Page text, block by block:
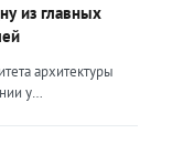
из главных
архитектуры
у
заметно